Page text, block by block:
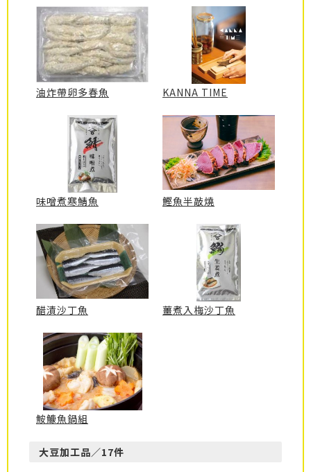
油炸帶卵多春魚 KANNA TIME
味噌煮寒鯖魚 鰹魚半敲燒
醋漬沙丁魚 薑煮入梅沙丁魚
鮟鱇魚鍋組
大豆加工品／17件